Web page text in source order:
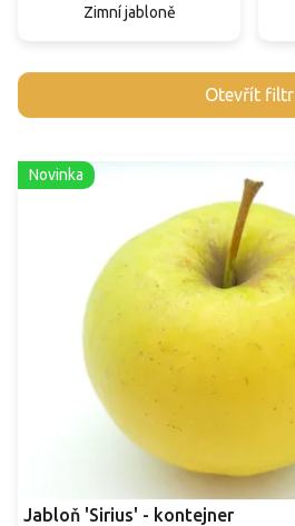
Zimní jabloně
Otevřít filtr
V
ý
i
Novinka
Jabloň 'Sirius' - kontejner